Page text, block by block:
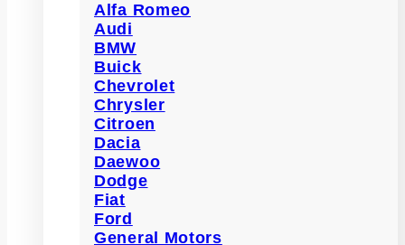
Alfa Romeo
Audi
BMW
Buick
Chevrolet
Chrysler
Citroen
Dacia
Daewoo
Dodge
Fiat
Ford
General Motors